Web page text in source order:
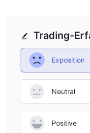
Trading-
Exposition
Neutral
Positive